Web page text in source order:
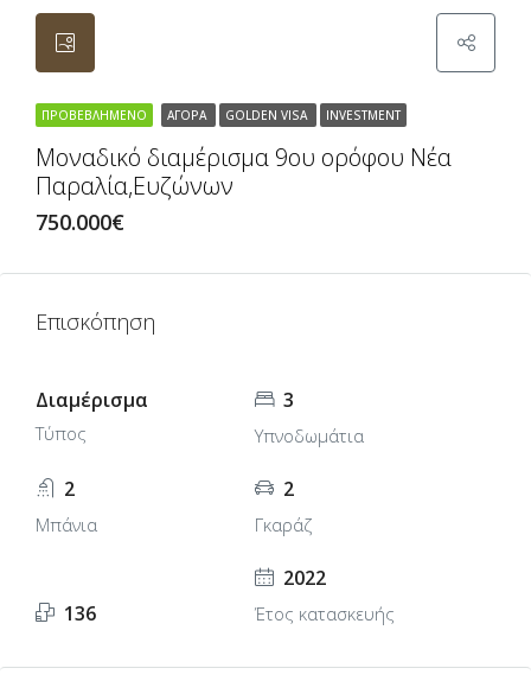
ΠΡΟΒΕΒΛΗΜΈΝΟ ΑΓΟΡΆ GOLDEN VISA INVESTMENT
Μοναδικό διαμέρισμα 9ου ορόφου Νέα
Παραλία,Ευζώνων
750.000€
Επισκόπηση
Διαμέρισμα
Τύπος
3
Υπνοδωμάτια
2
Μπάνια
2
Γκαράζ
136
2022
Έτος κατασκευής